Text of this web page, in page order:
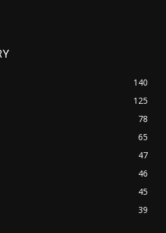
140
125
78
65
47
46
45
39